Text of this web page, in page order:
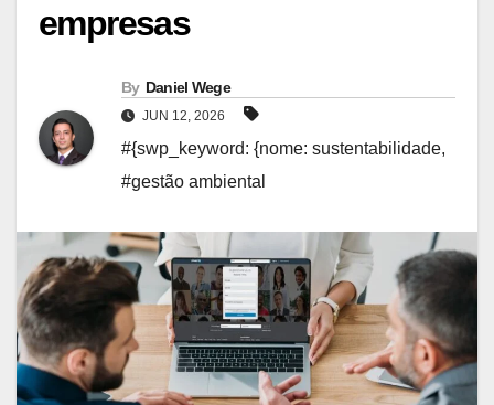
empresas
By Daniel Wege
JUN 12, 2026
#{swp_keyword: {nome: sustentabilidade,
#gestão ambiental